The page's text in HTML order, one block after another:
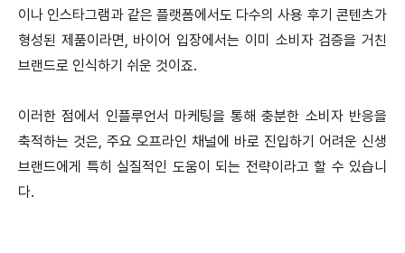
이나 인스타그램과 같은 플랫폼에서도 다수의 사용 후기 콘텐츠가
형성된 제품이라면, 바이어 입장에서는 이미 소비자 검증을 거친
브랜드로 인식하기 쉬운 것이죠.
이러한 점에서 인플루언서 마케팅을 통해 충분한 소비자 반응을
축적하는 것은, 주요 오프라인 채널에 바로 진입하기 어려운 신생
브랜드에게 특히 실질적인 도움이 되는 전략이라고 할 수 있습니
다.